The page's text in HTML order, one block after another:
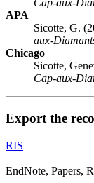
Cap-aux-
APA
Sicotte, G.
aux-
Chicago
Sicotte,
Cap-aux-
Export the
RIS
EndNote, Papers,